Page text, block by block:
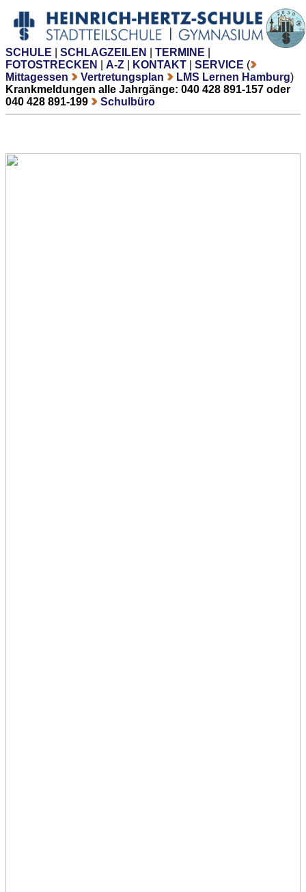
SCHULE SCHLAGZEILEN TERMINE
FOTOSTRECKEN
A-Z KONTAKT SERVICE (
Mittagessen
Vertretungsplan LMS Lernen Hamburg)
Krankmeldungen alle Jahrgänge: 040 428 891-157 oder
040 428 891-199
Schulbüro